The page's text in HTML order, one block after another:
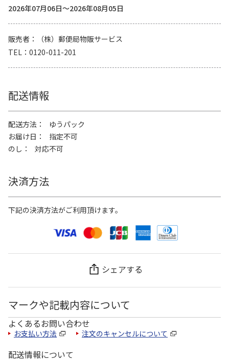
2026年07月06日～2026年08月05日
販売者
（株）郵便局物販サービス
TEL
0120-011-201
配送情報
配送方法
ゆうパック
お届け日
指定不可
のし
対応不可
決済方法
下記の決済方法がご利用頂けます。
シェアする
マークや記載内容について
よくあるお問い合わせ
お支払い方法 注文のキャンセルについて
配送情報について